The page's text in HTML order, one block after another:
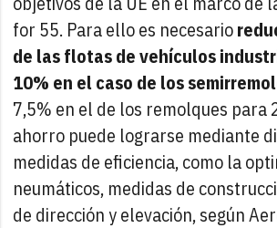
for 55. Para ello es necesario
de las flotas de vehículos
10% en el caso de los
7,5% en el de los remolques para
ahorro puede lograrse mediante
medidas de eficiencia, como la
neumáticos, medidas de
de dirección y elevación, según